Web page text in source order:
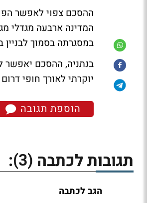
ההסכם צפוי לאפשר
במסגרתה בסמוך לבניין בית
בנתניה, ההסכם יאפשר
יוקרתי לאורך חופי
הוספת תגובה
תגובות לכתבה (3)
:
הגב לכתבה